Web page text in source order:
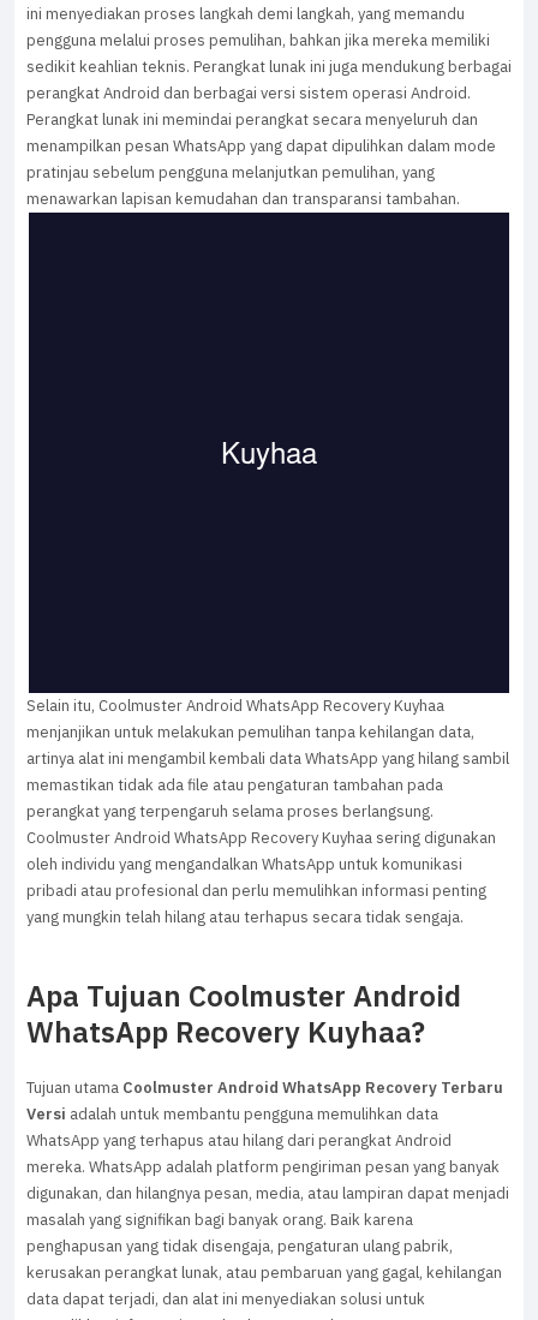
ini menyediakan proses langkah demi langkah, yang memandu
pengguna melalui proses pemulihan, bahkan jika mereka memiliki
sedikit keahlian teknis. Perangkat lunak ini juga mendukung berbagai
perangkat Android dan berbagai versi sistem operasi Android.
Perangkat lunak ini memindai perangkat secara menyeluruh dan
menampilkan pesan WhatsApp yang dapat dipulihkan dalam mode
pratinjau sebelum pengguna melanjutkan pemulihan, yang
menawarkan lapisan kemudahan dan transparansi tambahan.
Selain itu, Coolmuster Android WhatsApp Recovery Kuyhaa
menjanjikan untuk melakukan pemulihan tanpa kehilangan data,
artinya alat ini mengambil kembali data WhatsApp yang hilang sambil
memastikan tidak ada file atau pengaturan tambahan pada
perangkat yang terpengaruh selama proses berlangsung.
Coolmuster Android WhatsApp Recovery Kuyhaa sering digunakan
oleh individu yang mengandalkan WhatsApp untuk komunikasi
pribadi atau profesional dan perlu memulihkan informasi penting
yang mungkin telah hilang atau terhapus secara tidak sengaja.
Apa Tujuan Coolmuster Android
WhatsApp Recovery Kuyhaa?
Tujuan utama Coolmuster Android WhatsApp Recovery Terbaru
Versi adalah untuk membantu pengguna memulihkan data
WhatsApp yang terhapus atau hilang dari perangkat Android
mereka. WhatsApp adalah platform pengiriman pesan yang banyak
digunakan, dan hilangnya pesan, media, atau lampiran dapat menjadi
masalah yang signifikan bagi banyak orang. Baik karena
penghapusan yang tidak disengaja, pengaturan ulang pabrik,
kerusakan perangkat lunak, atau pembaruan yang gagal, kehilangan
data dapat terjadi, dan alat ini menyediakan solusi untuk